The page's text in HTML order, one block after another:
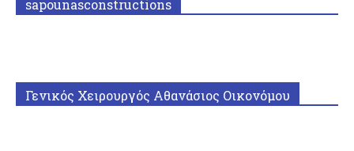
sapounasconstructions
Γενικός Χειρουργός Αθανάσιος Οικονόμου